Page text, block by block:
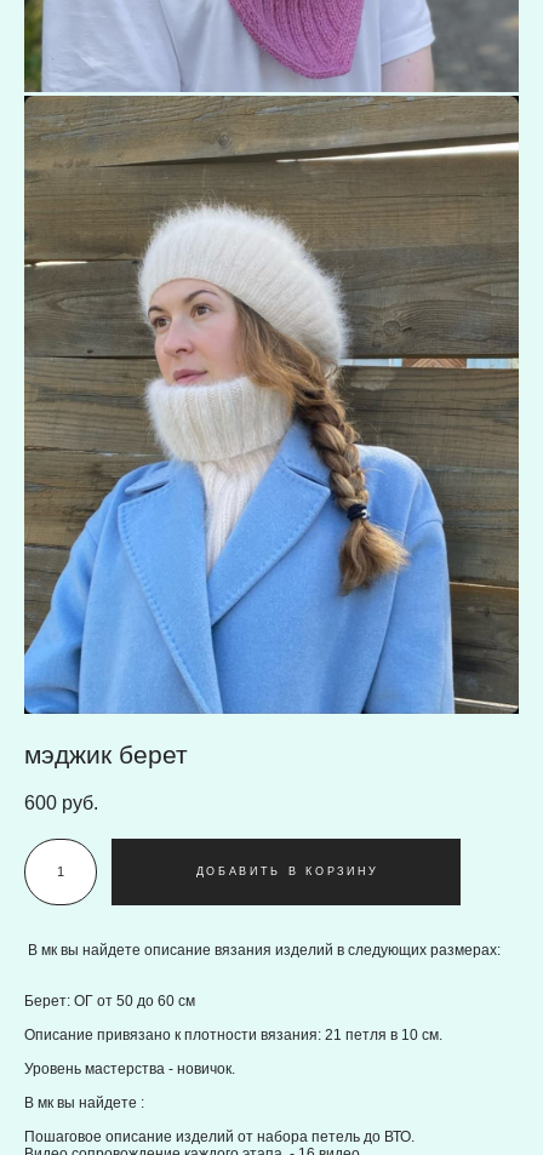
мэджик берет
600 pуб.
ДОБАВИТЬ В КОРЗИНУ
В мк вы найдете описание вязания изделий в следующих размерах:
Берет: ОГ от 50 до 60 см
Описание привязано к плотности вязания: 21 петля в 10 см.
Уровень мастерства - новичок.
В мк вы найдете :
Пошаговое описание изделий от набора петель до ВТО.